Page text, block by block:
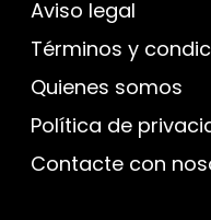
Aviso legal
Términos y
Quienes somos
Política de
Contacte con